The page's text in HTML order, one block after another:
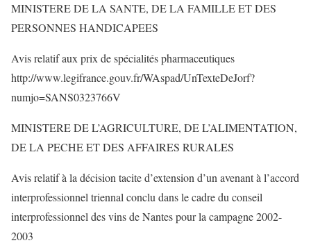
MINISTERE DE LA SANTE, DE LA FAMILLE ET DES
PERSONNES HANDICAPEES
Avis relatif aux prix de spécialités pharmaceutiques
http://www.legifrance.gouv.fr/WAspad/UnTexteDeJorf?
numjo=SANS0323766V
MINISTERE DE L’AGRICULTURE, DE L’ALIMENTATION,
DE LA PECHE ET DES AFFAIRES RURALES
Avis relatif à la décision tacite d’extension d’un avenant à l’accord
interprofessionnel triennal conclu dans le cadre du conseil
interprofessionnel des vins de Nantes pour la campagne 2002-
2003